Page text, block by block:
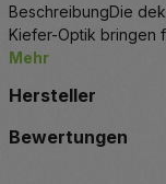
BeschreibungDie
Kiefer-Optik bringen
Mehr
Hersteller
Bewertungen